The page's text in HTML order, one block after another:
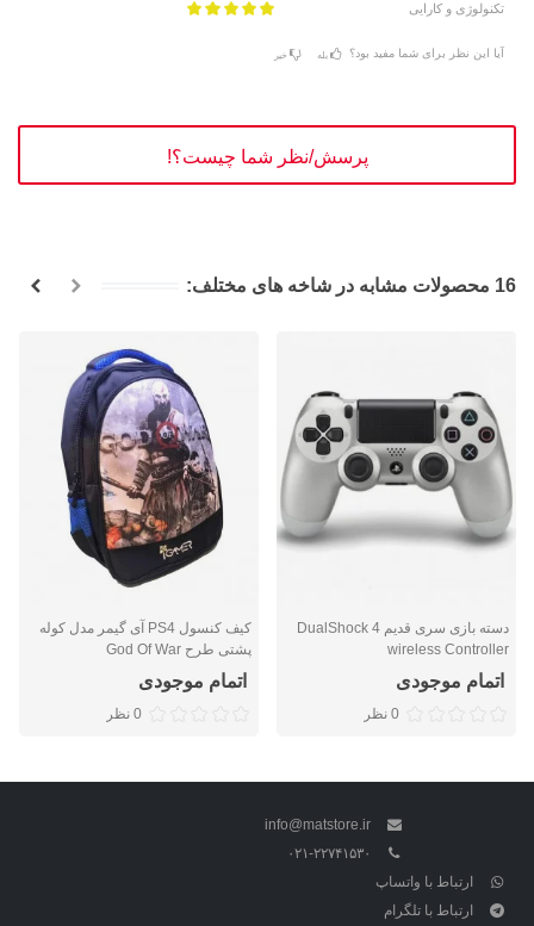
تکنولوژی و کارایی
آیا این نظر برای شما مفید بود؟ بله خیر
پرسش/نظر شما چیست؟!
16 محصولات مشابه در شاخه های مختلف:
دسته بازی سری قدیم DualShock 4
wireless Controller
اتمام موجودی
0 نظر
کیف کنسول PS4 آی گیمر مدل کوله
پشتی طرح God Of War
اتمام موجودی
0 نظر
info@matstore.ir
۰۲۱-۲۲۷۴۱۵۳۰
ارتباط با واتساپ
ارتباط با تلگرام